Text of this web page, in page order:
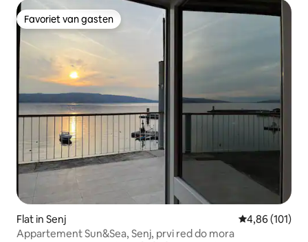
Favoriet van gasten
Favoriet van gasten
Flat in Senj Gemiddelde
4,86 (101)
Appartement Sun&Sea, Senj, prvi red do mora